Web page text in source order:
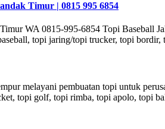
Timur | 0815 995 6854
WA 0815-995-6854 Topi Baseball
topi jaring/topi trucker, topi
melayani pembuatan topi untuk
topi golf, topi rimba, topi apolo, topi